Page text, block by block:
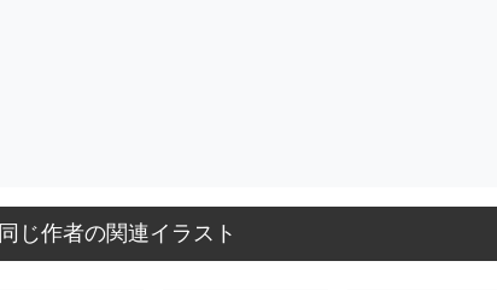
同じ作者の関連イラスト